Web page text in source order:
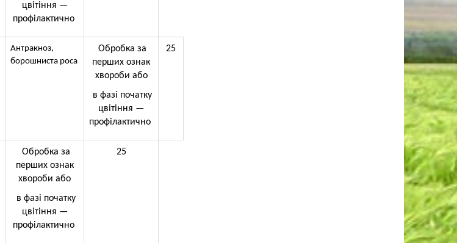
цвітіння —
профілактично
Антракноз,
борошниста роса
Обробка за
перших ознак
хвороби або
в фазі початку
цвітіння —
профілактично
25
Обробка за
перших ознак
хвороби або
в фазі початку
цвітіння —
профілактично
25